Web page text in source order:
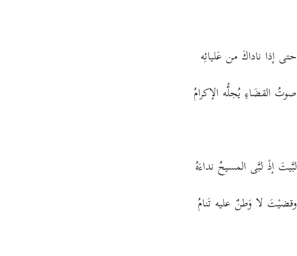
حتى إذا ناداكَ من عَليائِه
صوتُ القضَاءِ يُجلُّه الإكرامُ
لبَّيتَ إذْ لبَّى المسيحُ نداءَهُ
وقضيْتَ لا وَطنٌ عليه تَنامُ